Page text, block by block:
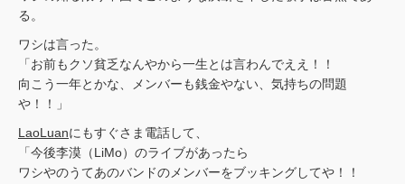
る。
ワシは言った。
「お前もクソ貧乏なんやから一生とは言わんでええ！！
向こう一年とかな、メンバーも銭金やない、気持ちの問題
や！！」
LaoLuanにもすぐさま電話して、
「今後李漠（LiMo）のライブがあったら
ワシやのうてあのバンドのメンバーをブッキングしてや！！